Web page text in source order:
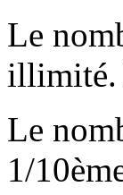
Le
illimité.
Le
1/